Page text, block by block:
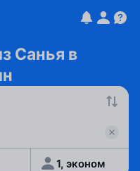
Санья в
1, эконом